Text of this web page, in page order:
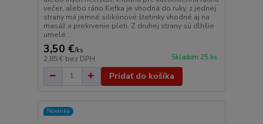
večer, alebo ráno Kefka je vhodná do ruky, z jednej
strany má jemné silikónové štetinky vhodné aj na
masáž a prekrvenie pleti. Z druhej strany sú dlhšie
umelé...
3,50 €/ks
2,85 € bez DPH Skladom 25 ks
Pridať do košíka
Novinka